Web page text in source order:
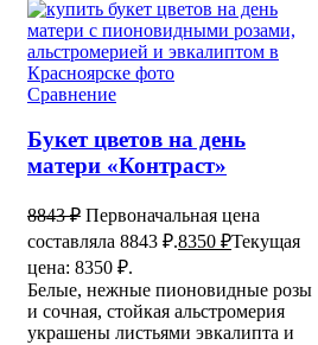
Сравнение
Букет цветов на день
матери «Контраст»
8843₽ Первоначальная цена
составляла 8843 ₽.8350 ₽Текущая
цена: 8350 ₽.
Белые, нежные пионовидные розы
и сочная, стойкая альстромерия
украшены листьями эвкалипта и